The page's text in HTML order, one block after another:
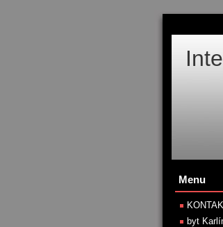
Menu
byt